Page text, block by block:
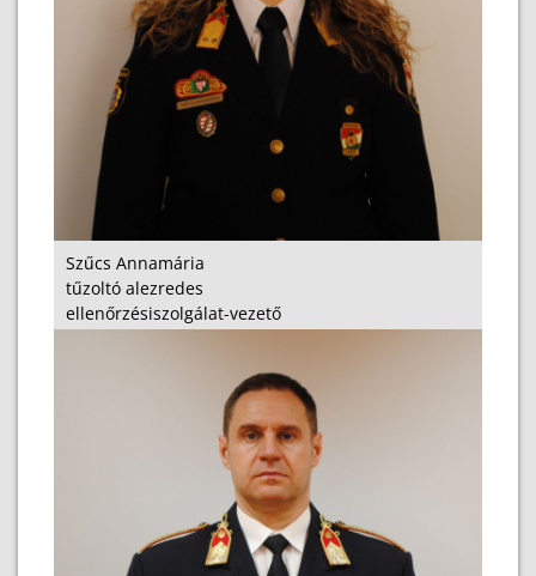
Szűcs Annamária
tűzoltó alezredes
ellenőrzésiszolgálat-vezető